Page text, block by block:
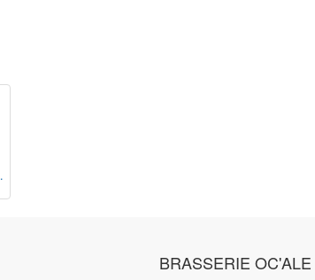
33cl
BRASSERIE OC'ALE